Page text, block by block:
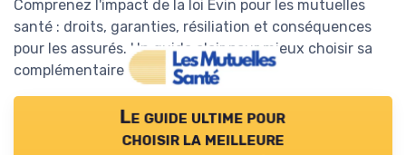
Comprenez l'impact de la loi Evin pour les mutuelles
santé : droits, garanties, résiliation et conséquences
pour les assurés. Un guide clair pour mieux choisir sa
complémentaire santé.
Le guide ultime pour
choisir la meilleure